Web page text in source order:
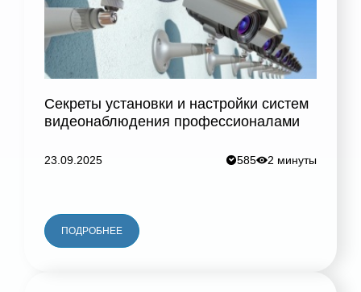
Секреты установки и настройки систем
видеонаблюдения профессионалами
23.09.2025 585 2 минуты
ПОДРОБНЕЕ